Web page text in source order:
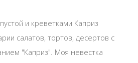
и креветками Каприз
салатов, тортов, десертов с
"Каприз". Моя невестка